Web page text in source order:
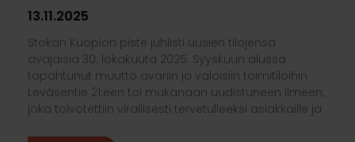
13.11.2025
Stokan Kuopion piste juhlisti uusien tilojensa
avajaisia 30. lokakuuta 2025. Syyskuun alussa
tapahtunut muutto avariin ja valoisiin toimitiloihin
Leväsentie 21:een toi mukanaan uudistuneen ilmeen,
joka toivotettiin virallisesti tervetulleeksi asiakkaille ja